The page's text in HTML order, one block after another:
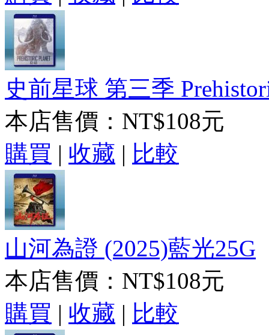
史前星球 第三季
本店售價： NT$108元
購買 | 收藏 | 比較
山河為證 (2025)藍光25G
本店售價： NT$108元
購買 | 收藏 | 比較